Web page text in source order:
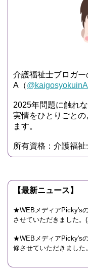
介護福祉士ブロガー
A（@kaigosyokuinA
2025年問題に触れ
実情をひとりごと
ます。
所有資格：介護福
【最新ニュース】
★WEBメディアPicky's
させていただきました。
★WEBメディアPicky's
修させていただきました